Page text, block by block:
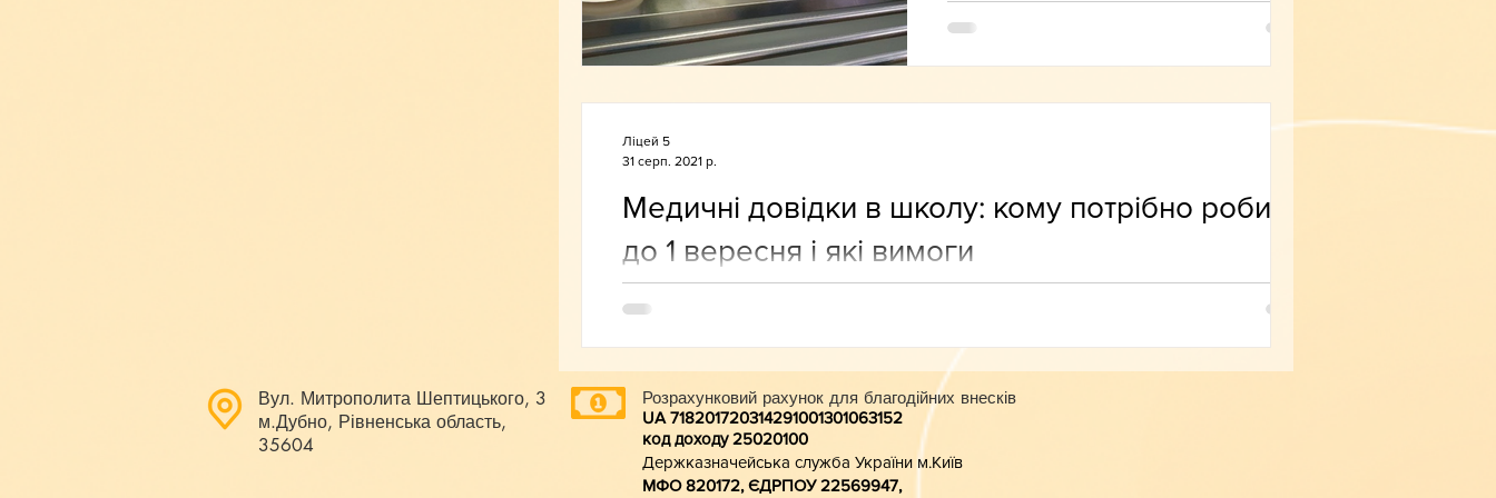
Медичні довідки в школу: кому потрібно робити
до 1 вересня і які вимоги
Ліцей 5
31 серп. 2021 р.
Вул. Митрополита Шептицького, 3
м.Дубно, Рівненська область,
35604
Розрахунковий рахунок для благодійних внесків
UA 718201720314291001301063152
код доходу 25020100
Держказначейська служба України м.Київ
МФО 820172, ЄДРПОУ 22569947,